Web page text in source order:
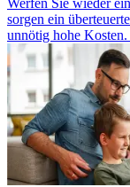
sorgen ein
unnötig hohe